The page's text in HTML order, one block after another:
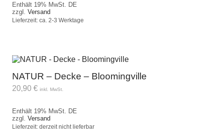
Enthält 19% MwSt. DE
zzgl. Versand
Lieferzeit: ca. 2-3 Werktage
NATUR – Decke – Bloomingville
20,90 € inkl. MwSt.
Enthält 19% MwSt. DE
zzgl. Versand
Lieferzeit: derzeit nicht lieferbar